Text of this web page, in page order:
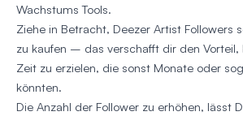
Wachstums Tools.
Ziehe in Betracht, Deezer Artist Followers
zu kaufen – das verschafft dir den Vorteil,
Zeit zu erzielen, die sonst Monate oder
könnten.
Die Anzahl der Follower zu erhöhen, lässt